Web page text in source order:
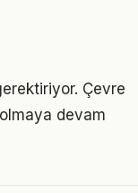
Çevre
devam